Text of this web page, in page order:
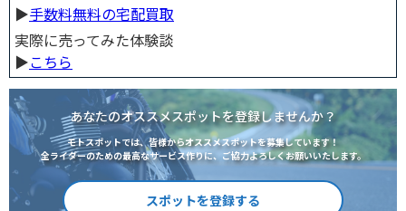
▶︎手数料無料の宅配買取
実際に売ってみた体験談
▶︎こちら
あなたのオススメスポットを登録しませんか？
モトスポットでは、皆様からオススメスポットを募集しています！
全ライダーのための最高なサービス作りに、ご協力よろしくお願いいたします。
スポットを登録する